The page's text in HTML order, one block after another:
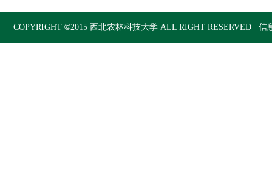
COPYRIGHT©2015西北农林科技大学 ALL RIGHT RESERVED 信